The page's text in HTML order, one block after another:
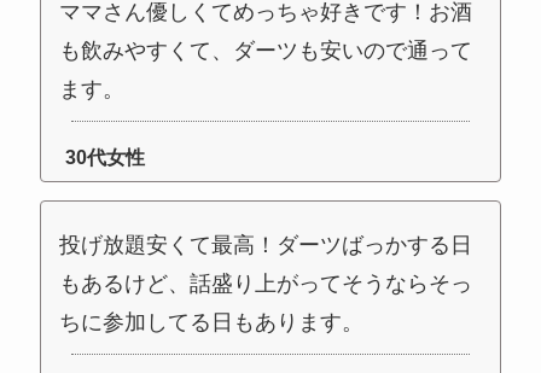
ママさん優しくてめっちゃ好きです！お酒
も飲みやすくて、ダーツも安いので通って
ます。
30代女性
投げ放題安くて最高！ダーツばっかする日
もあるけど、話盛り上がってそうならそっ
ちに参加してる日もあります。